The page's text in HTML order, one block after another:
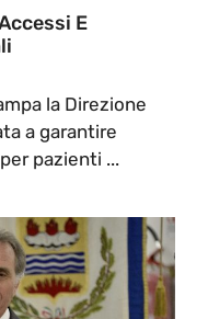
E
la Direzione
a garantire
pazienti ...